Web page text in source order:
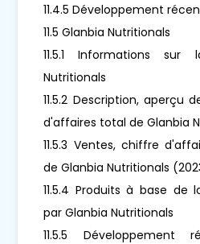
11.4.5 Développement
11.5 Glanbia Nutritionals
11.5.1 Informations sur
Nutritionals
11.5.2 Description,
d'affaires total de Glanbia
11.5.3 Ventes, chiffre
de Glanbia Nutritionals
11.5.4 Produits à base de
par Glanbia Nutritionals
11.5.5 Développement